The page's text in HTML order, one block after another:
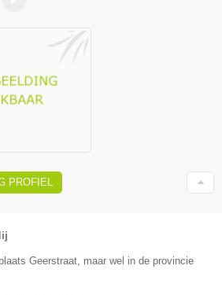
PROFIEL
Geerstraat, maar wel in de provincie